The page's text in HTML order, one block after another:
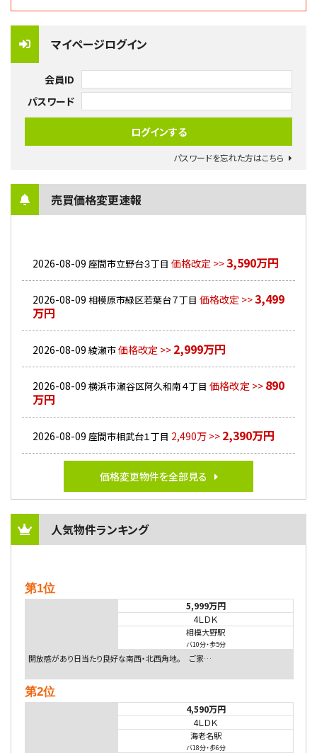
マイページログイン
会員ID
パスワード
パスワードを忘れた方はこちら
売買価格変更速報
2026-08-09 座間市立野台３丁目 価格改定 >>3,590万円
2026-08-09 相模原市緑区若葉台７丁目 価格改定 >>3,499
万円
2026-08-09 綾瀬市価格改定 >> 2,999万円
2026-08-09 横浜市瀬谷区阿久和南４丁目 価格改定 >> 890
万円
2026-08-09 座間市相武台１丁目 2,490万 >> 2,390万円
価格変更物件を全部見る
人気物件ランキング
第1位
5,999万円
4ＬＤＫ
相模大野駅
バ10分・歩5分
開放感があり日当たり良好な南西・北西角地。 ご家…
第2位
4,590万円
4ＬＤＫ
海老名駅
バ18分・歩6分